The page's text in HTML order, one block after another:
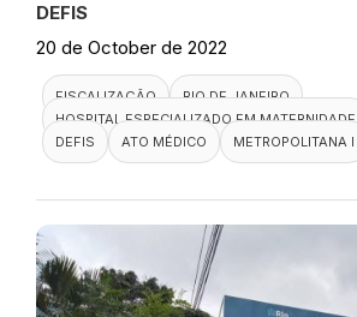
DEFIS
20 de October de 2022
FISCALIZAÇÃO
RIO DE JANEIRO
HOSPITAL ESPECIALIZADO EM MATERNIDADE
DEFIS
ATO MÉDICO METROPOLITANA I